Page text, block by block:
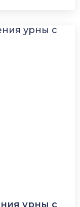
урны с